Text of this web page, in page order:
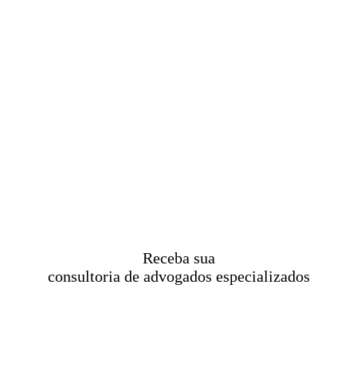
Receba sua
consultoria de advogados especializados